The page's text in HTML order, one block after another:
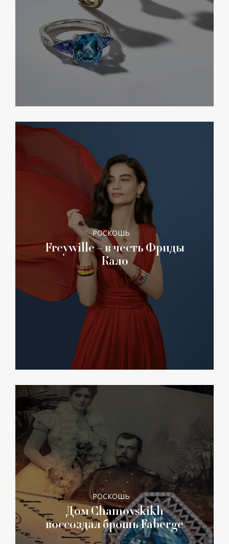
РОСКОШЬ
Freywille – в честь Фриды
Кало
РОСКОШЬ
Дом Chamovskikh
воссоздал брошь Faberge